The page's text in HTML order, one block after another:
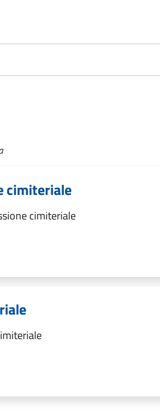
cimiteriale
cimiteriale